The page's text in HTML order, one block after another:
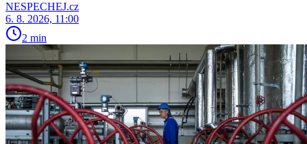
NESPECHEJ.cz
6. 8. 2026, 11:00
2 min